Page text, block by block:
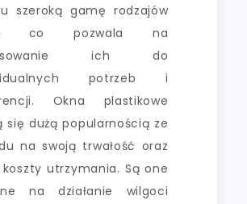
szeroką gamę rodzajów
co pozwala na
ich do
potrzeb i
Okna plastikowe
się dużą popularnością ze
na swoją trwałość oraz
koszty utrzymania. Są one
na działanie wilgoci